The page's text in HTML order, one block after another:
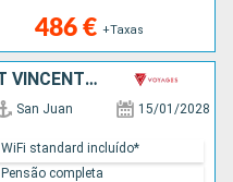
486 € +Taxas
SÃO TOMÁS, BARBADOS, ST VINCENT E GRENADINES, ANTÍGUA E BARBUDA, SÃO MARTINHO, PORTO RICO
San Juan 15/01/2028
WiFi standard incluído*
Pensão completa